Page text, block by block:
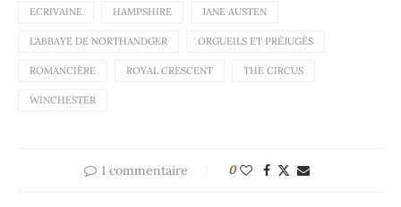
ECRIVAINE HAMPSHIRE JANE AUSTEN
L'ABBAYE DE NORTHANDGER ORGUEILS ET PRÉJUGÈS
ROMANCIÈRE ROYAL CRESCENT THE CIRCUS
WINCHESTER
1 commentaire 0